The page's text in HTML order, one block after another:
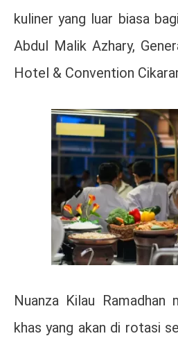
kuliner yang luar biasa
Abdul Malik Azhary,
Hotel & Convention
Nuanza Kilau Ramadhan
khas yang akan di rotasi